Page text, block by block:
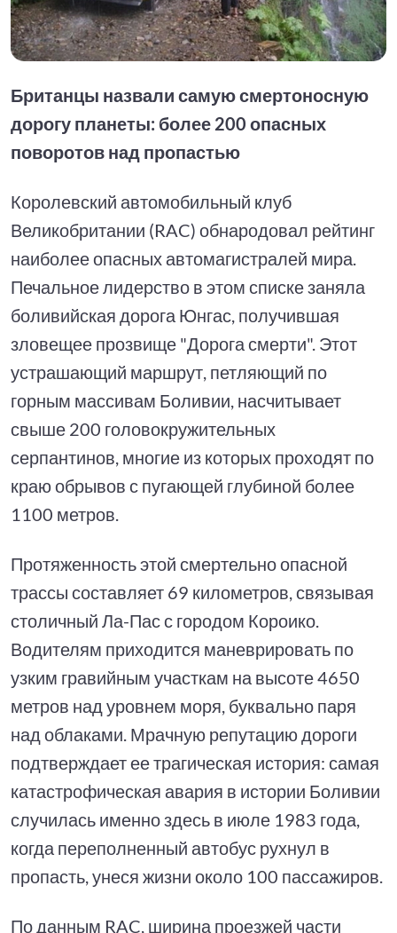
Британцы назвали самую смертоносную
дорогу планеты: более 200 опасных
поворотов над пропастью
Королевский автомобильный клуб
Великобритании (RAC) обнародовал рейтинг
наиболее опасных автомагистралей мира.
Печальное лидерство в этом списке заняла
боливийская дорога Юнгас, получившая
зловещее прозвище "Дорога смерти". Этот
устрашающий маршрут, петляющий по
горным массивам Боливии, насчитывает
свыше 200 головокружительных
серпантинов, многие из которых проходят по
краю обрывов с пугающей глубиной более
1100 метров.
Протяженность этой смертельно опасной
трассы составляет 69 километров, связывая
столичный Ла-Пас с городом Короико.
Водителям приходится маневрировать по
узким гравийным участкам на высоте 4650
метров над уровнем моря, буквально паря
над облаками. Мрачную репутацию дороги
подтверждает ее трагическая история: самая
катастрофическая авария в истории Боливии
случилась именно здесь в июле 1983 года,
когда переполненный автобус рухнул в
пропасть, унеся жизни около 100 пассажиров.
По данным RAC, ширина проезжей части